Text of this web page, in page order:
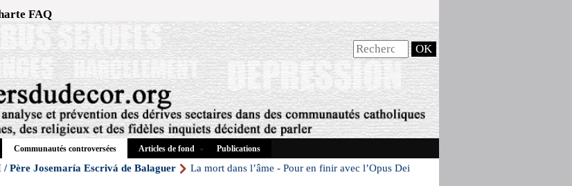
FAQ
Communautés controversées Articles de fond Publications
/ Père Josemaría Escrivá de Balaguer La mort dans l’âme - Pour en finir avec l’Opus Dei